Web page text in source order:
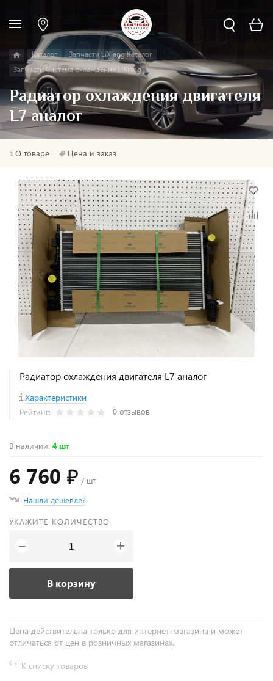
Каталог
Запчасти LiXiang Каталог
Запчасти Система охлаждения LiXiang
Радиатор охлаждения двигателя
L7 аналог
О товаре Цена и заказ
Радиатор охлаждения двигателя L7 аналог
Характеристики
Рейтинг: 0 отзывов
В наличии: 4 шт
6 760 ₽ / шт
Нашли дешевле?
УКАЖИТЕ КОЛИЧЕСТВО
− +
В корзину
Цена действительна только для интернет-магазина и может
отличаться от цен в розничных магазинах.
К списку товаров